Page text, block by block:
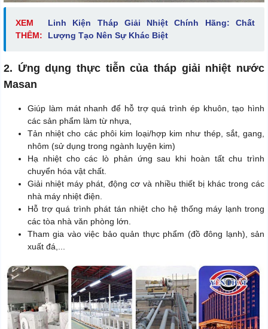
XEM
THÊM:
Linh Kiện Tháp Giải Nhiệt Chính Hãng: Chất
Lượng Tạo Nên Sự Khác Biệt
2. Ứng dụng thực tiễn của tháp giải nhiệt nước
Masan
Giúp làm mát nhanh để hỗ trợ quá trình ép khuôn, tạo hình
các sản phẩm làm từ nhựa,
Tản nhiệt cho các phôi kim loại/hợp kim như thép, sắt, gang,
nhôm (sử dụng trong ngành luyện kim)
Hạ nhiệt cho các lò phản ứng sau khi hoàn tất chu trình
chuyển hóa vật chất.
Giải nhiệt máy phát, động cơ và nhiều thiết bị khác trong các
nhà máy nhiệt điện.
Hỗ trợ quá trình phát tán nhiệt cho hệ thống máy lạnh trong
các tòa nhà văn phòng lớn.
Tham gia vào việc bảo quản thực phẩm (đồ đông lạnh), sản
xuất đá,...